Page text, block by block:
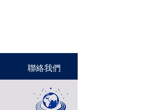
聯絡我們